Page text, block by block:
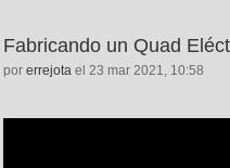
Fabricando un Quad
por errejota el 23 mar 2021, 10:58